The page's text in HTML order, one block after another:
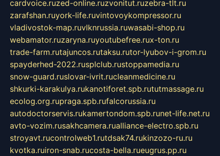
cardvoice.ruzed-online.ruzvonitut.ruzebra-tlt.ru
zarafshan.ruyork-life.ruvintovoykompressor.ru
vladivostok-map.ruvlknrussia.ruwasabi-shop.ru
webamator.ruzaryna.ruyoutubefree.rux-ton.ru
trade-farm.rutajuncos.rutaksu.rutor-lyubov-i-grom.ru
spayderhed-2022.rusplclub.rustoppamedia.ru
snow-guard.ruslovar-ivrit.rucleanmedicine.ru
shkurki-karakulya.rukanotiforet.spb.rututmassage.ru
ecolog.org.rupraga.spb.rufalcorussia.ru
autodoctorservis.rukamertondom.spb.runet-life.net.ru
avto-vozim.rusakhcamera.rualliance-electro.spb.ru
stroyavt.rucontrolweb1.rutdsak74.rukinzozo-ru.ru
kvotka.ruiron-snab.rucosta-bella.rueugrus.pp.ru